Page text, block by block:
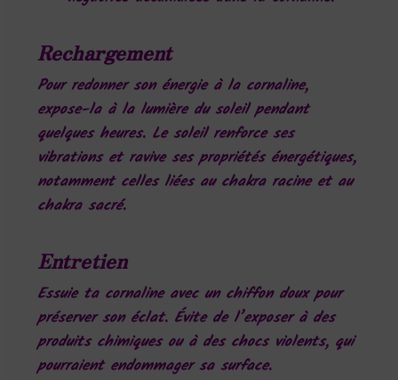
Rechargement
Pour redonner son énergie à la cornaline,
expose-la à la lumière du soleil pendant
quelques heures. Le soleil renforce ses
vibrations et ravive ses propriétés énergétiques,
notamment celles liées au chakra racine et au
chakra sacré.
Entretien
Essuie ta cornaline avec un chiffon doux pour
préserver son éclat. Évite de l’exposer à des
produits chimiques ou à des chocs violents, qui
pourraient endommager sa surface.